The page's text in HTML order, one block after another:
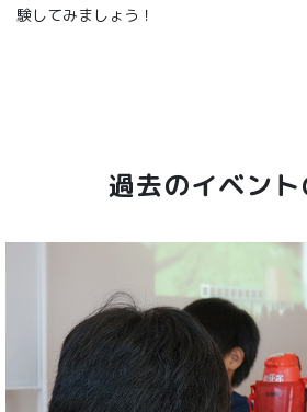
験してみましょう！
過去のイベン